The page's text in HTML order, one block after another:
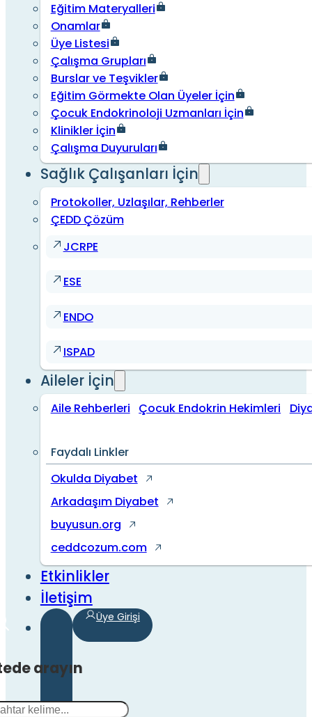
Eğitim Materyalleri
Onamlar
Üye Listesi
Çalışma Grupları
Burslar ve Teşvikler
Eğitim Görmekte Olan Üyeler İçin
Çocuk Endokrinoloji Uzmanları İçin
Klinikler İçin
Çalışma Duyuruları
Sağlık Çalışanları İçin
Protokoller, Uzlaşılar, Rehberler
ÇEDD Çözüm
JCRPE
ESE
ENDO
ISPAD
Aileler İçin
Aile Rehberleri Çocuk Endokrin Hekimleri
Faydalı Linkler
Okulda Diyabet
Arkadaşım Diyabet
buyusun.org
ceddcozum.com
Etkinlikler
İletişim
arayın
Üye Girişi